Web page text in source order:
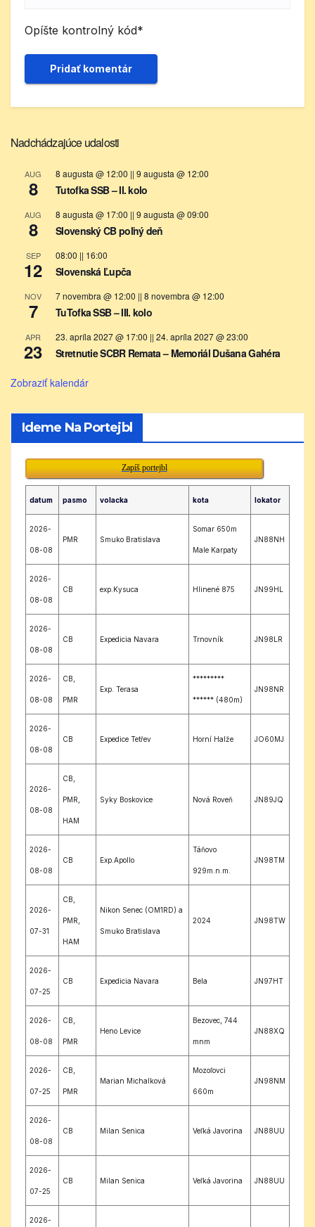
Opíšte kontrolný kód*
Nadchádzajúce udalosti
AUG
8
8 augusta @ 12:00 || 9 augusta @ 12:00
Tutofka SSB – II. kolo
AUG
8
8 augusta @ 17:00 || 9 augusta @ 09:00
Slovenský CB poľný deň
SEP
12
08:00 || 16:00
Slovenská Ľupča
NOV
7
7 novembra @ 12:00 || 8 novembra @ 12:00
TuTofka SSB – III. kolo
APR
23
23. apríla 2027 @ 17:00 || 24. apríla 2027 @ 23:00
Stretnutie SCBR Remata – Memoriál Dušana Gahéra
Zobraziť kalendár
Ideme Na Portejbl
Zapíš portejbl
datum pasmo volacka kota lokator
2026-
08-08
PMR Smuko Bratislava
Somar 650m
Male Karpaty
JN88NH
2026-
08-08
CB exp.Kysuca Hlinené 875 JN99HL
2026-
08-08
CB Expedicia Navara Trnovník JN98LR
2026-
08-08
CB,
PMR
Exp. Terasa
*********
****** (480m)
JN98NR
2026-
08-08
CB Expedice Tetřev Horní Halže JO60MJ
2026-
08-08
CB,
PMR,
HAM
Syky Boskovice Nová Roveň JN89JQ
2026-
08-08
CB Exp.Apollo
Táňovo
929m.n.m.
JN98TM
2026-
07-31
CB,
PMR,
HAM
Nikon Senec (OM1RD) a
Smuko Bratislava
2024 JN98TW
2026-
07-25
CB Expedicia Navara Bela JN97HT
2026-
08-08
CB,
PMR
Heno Levice
Bezovec, 744
mnm
JN88XQ
2026-
07-25
CB,
PMR
Marian Michalková
Mozoľovci
660m
JN98NM
2026-
08-08
CB Milan Senica Veľká Javorina JN88UU
2026-
07-25
CB Milan Senica Veľká Javorina JN88UU
2026-